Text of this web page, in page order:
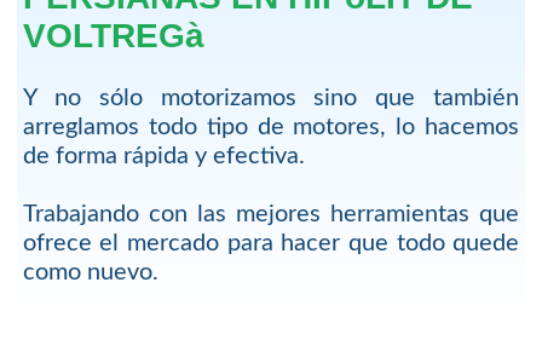
VOLTREGà
Y no sólo motorizamos sino que también
arreglamos todo tipo de motores, lo hacemos
de forma rápida y efectiva.
Trabajando con las mejores herramientas que
ofrece el mercado para hacer que todo quede
como nuevo.